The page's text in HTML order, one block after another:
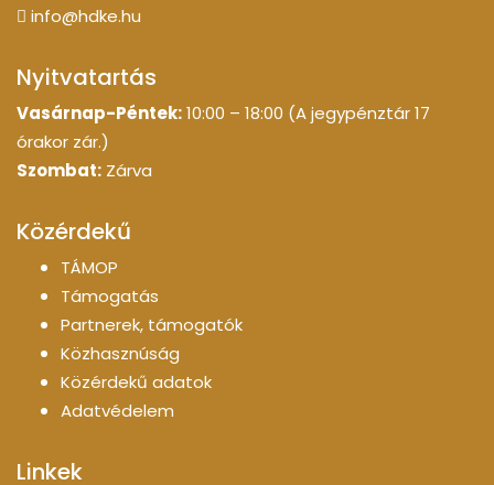
info@hdke.hu
Nyitvatartás
Vasárnap-Péntek:10:00 – 18:00 (A jegypénztár 17
órakor zár.)
Szombat: Zárva
Közérdekű
TÁMOP
Támogatás
Partnerek, támogatók
Közhasznúság
Közérdekű adatok
Adatvédelem
Linkek